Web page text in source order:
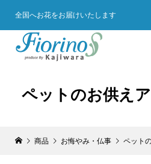
全国へお花をお届けいたします
ペットのお供え
商品 お悔やみ・仏事 ペット